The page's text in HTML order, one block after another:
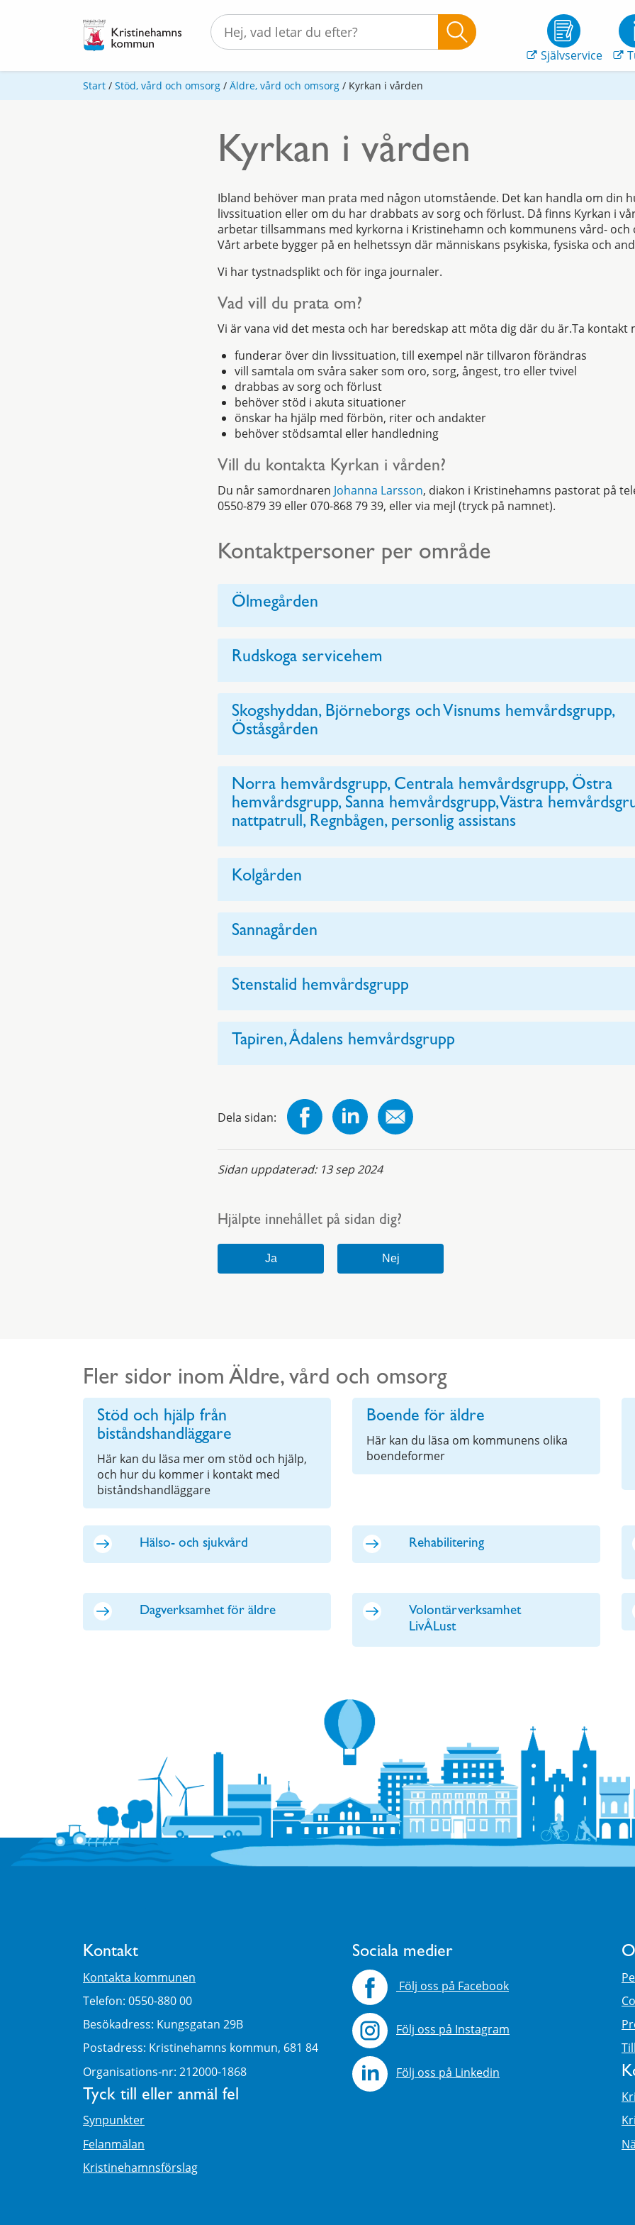
Självservice
Start / Stöd, vård och omsorg / Äldre, vård och omsorg / Kyrkan i vården
Kyrkan i vården
Ibland behöver man prata med någon utomstående. Det kan handla om din
livssituation eller om du har drabbats av sorg och förlust. Då finns Kyrkan i
arbetar tillsammans med kyrkorna i Kristinehamn och kommunens vård-
Vårt arbete bygger på en helhetssyn där människans psykiska, fysiska och
Vi har tystnadsplikt och för inga journaler.
Vad vill du prata om?
Vi är vana vid det mesta och har beredskap att möta dig där du är.Ta kontakt
funderar över din livssituation, till exempel när tillvaron förändras
vill samtala om svåra saker som oro, sorg, ångest, tro eller tvivel
drabbas av sorg och förlust
behöver stöd i akuta situationer
önskar ha hjälp med förbön, riter och andakter
behöver stödsamtal eller handledning
Vill du kontakta Kyrkan i vården?
Du når samordnaren Johanna Larsson, diakon i Kristinehamns pastorat på
0550-879 39 eller 070-868 79 39, eller via mejl (tryck på namnet).
Kontaktpersoner per område
Ölmegården
Rudskoga servicehem
Skogshyddan, Björneborgs och Visnums hemvårdsgrupp,
Öståsgården
Norra hemvårdsgrupp, Centrala hemvårdsgrupp, Östra
hemvårdsgrupp, Sanna hemvårdsgrupp, Västra
nattpatrull, Regnbågen, personlig assistans
Kolgården
Sannagården
Stenstalid hemvårdsgrupp
Tapiren, Ådalens hemvårdsgrupp
Dela sidan:
Sidan uppdaterad: 13 sep 2024
Hjälpte innehållet på sidan dig?
Fler sidor inom Äldre, vård och omsorg
Stöd och hjälp från
biståndshandläggare
Här kan du läsa mer om stöd och hjälp,
och hur du kommer i kontakt med
biståndshandläggare
Boende för äldre
Här kan du läsa om kommunens olika
boendeformer
Hälso- och sjukvård Rehabilitering
Dagverksamhet för äldre
Volontärverksamhet
LivÅLust
Kontakt
Kontakta kommunen
Telefon: 0550-880 00
Besökadress: Kungsgatan 29B
Postadress: Kristinehamns kommun, 681 84
Organisations-nr: 212000-1868
Tyck till eller anmäl fel
Synpunkter
Felanmälan
Kristinehamnsförslag
Sociala medier
Följ oss på Facebook
Följ oss på Instagram
Följ oss på Linkedin